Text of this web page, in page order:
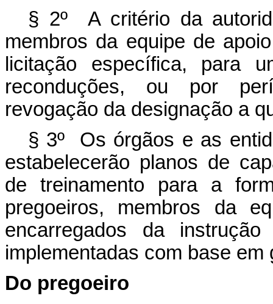
§ 2º A critério da
membros da equipe de
licitação específica, para
reconduções, ou por
revogação da designação a
§ 3º Os órgãos e as
estabelecerão planos de
de treinamento para a
pregoeiros, membros da
encarregados da
implementadas com base
Do pregoeiro